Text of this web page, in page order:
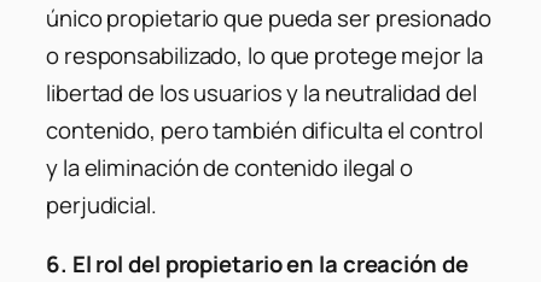
único propietario que pueda ser presionado
o responsabilizado, lo que protege mejor la
libertad de los usuarios y la neutralidad del
contenido, pero también dificulta el control
y la eliminación de contenido ilegal o
perjudicial.
6. El rol del propietario en la creación de